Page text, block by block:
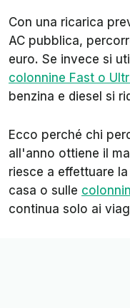
Con una ricarica
AC pubblica,
euro. Se invece si
colonnine Fast o
benzina e diesel si
Ecco perché chi
all'anno ottiene il
riesce a effettuare
casa o sulle
continua solo ai